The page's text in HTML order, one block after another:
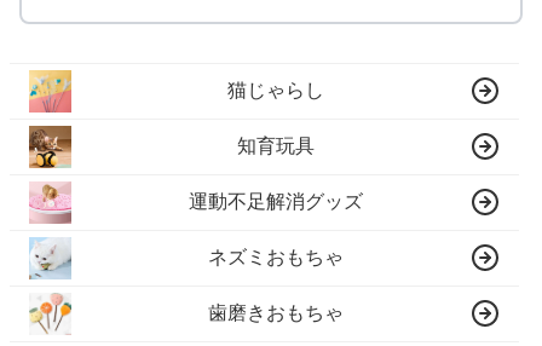
猫じゃらし
知育玩具
運動不足解消グッズ
ネズミおもちゃ
歯磨きおもちゃ